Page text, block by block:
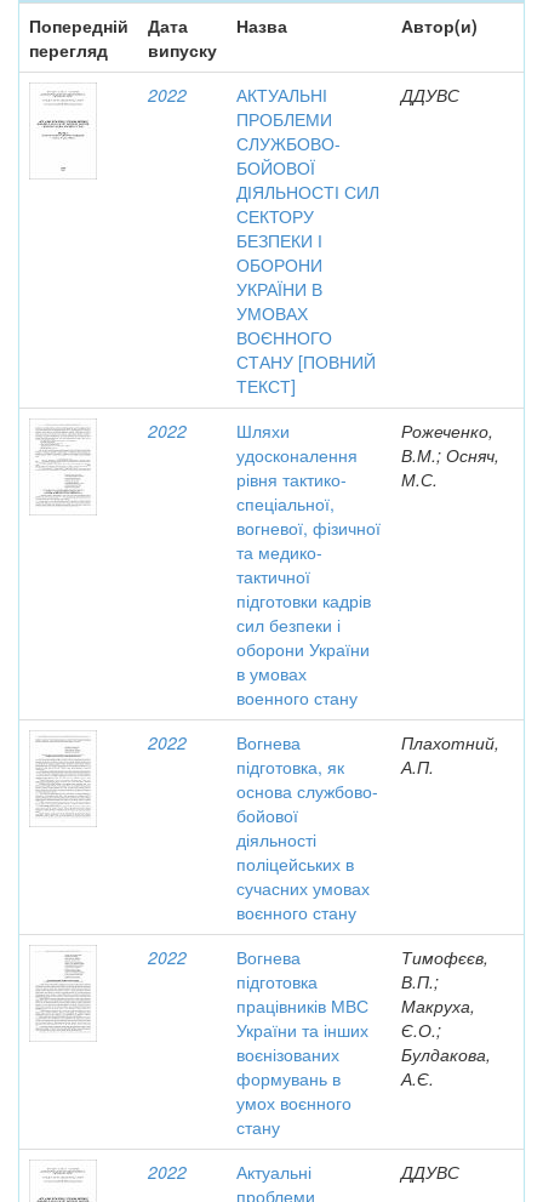
Попередній
перегляд
Дата
випуску
Назва Автор(и)
2022
АКТУАЛЬНІ
ПРОБЛЕМИ
СЛУЖБОВО-
БОЙОВОЇ
ДІЯЛЬНОСТІ СИЛ
СЕКТОРУ
БЕЗПЕКИ І
ОБОРОНИ
УКРАЇНИ В
УМОВАХ
ВОЄННОГО
СТАНУ [ПОВНИЙ
ТЕКСТ]
ДДУВС
2022
Шляхи
удосконалення
рівня тактико-
спеціальної,
вогневої, фізичної
та медико-
тактичної
підготовки кадрів
сил безпеки і
оборони України
в умовах
военного стану
Рожеченко,
В.М.; Осняч,
М.С.
2022
Вогнева
підготовка, як
основа службово-
бойової
діяльності
поліцейських в
сучасних умовах
воєнного стану
Плахотний,
А.П.
2022
Вогнева
підготовка
працівників МВС
України та інших
воєнізованих
формувань в
умох воєнного
стану
Тимофєєв,
В.П.;
Макруха,
Є.О.;
Булдакова,
А.Є.
2022
Актуальні
проблеми
ДДУВС